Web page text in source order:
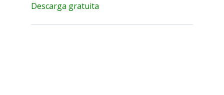
Descarga gratuita